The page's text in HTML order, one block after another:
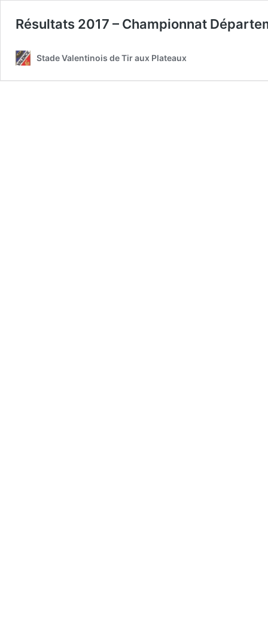
Résultats 2017 – Championnat
Stade Valentinois de Tir aux Plateaux